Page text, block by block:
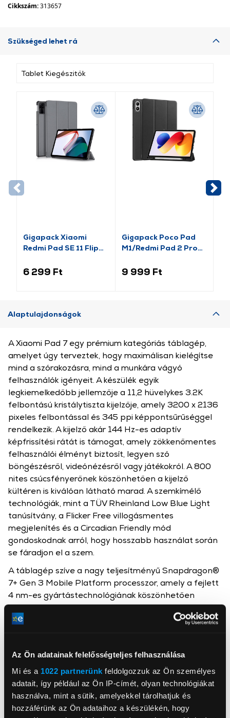
Az Ön adatainak felelősségteljes felhasználása
Mi és a 1022 partnerünk feldolgozzuk az Ön személyes
adatait, így például az Ön IP-címét, olyan technológiákat
használva, mint a sütik, amelyekkel tárolhatjuk és
hozzáférünk az Ön adataihoz a készülékén, hogy
Cikkszám:313657
Szükséged lehet rá
Tablet Kiegészitők
Gigapack Xiaomi
Redmi Pad SE 11 Flip
150456)
6 299 Ft
Gigapack Poco Pad
M1/Redmi Pad 2 Pro
9 999 Ft
Alaptulajdonságok
Mystical Hungary Zrt.
A Xiaomi Pad 7 egy prémium kategóriás táblagép,
amelyet úgy terveztek, hogy maximálisan kielégítse
mind a szórakozásra, mind a munkára vágyó
felhasználók igényeit. A készülék egyik
legkiemelkedőbb jellemzője a 11,2 hüvelykes 3.2K
felbontású kristálytiszta kijelzője, amely 3200 x 2136
pixeles felbontással és 345 ppi képpontsűrűséggel
rendelkezik. A kijelző akár 144 Hz-es adaptív
képfrissítési rátát is támogat, amely zökkenőmentes
felhasználói élményt biztosít, legyen szó
böngészésről, videónézésről vagy játékokról. A 800
nites csúcsfényerőnek köszönhetően a kijelző
kültéren is kiválóan látható marad. A szemkímélő
technológiák, mint a TÜV Rheinland Low Blue Light
tanúsítvány, a Flicker Free villogásmentes
megjelenítés és a Circadian Friendly mód
gondoskodnak arról, hogy hosszabb használat során
se fáradjon el a szem.
A táblagép szíve a nagy teljesítményű Snapdragon®
7+ Gen 3 Mobile Platform processzor, amely a fejlett
4 nm-es gyártástechnológiának köszönhetően
kiemelkedő teljesítményt és energiahatékonyságot
biztosít. Ez a kombináció gördülékeny multitasking